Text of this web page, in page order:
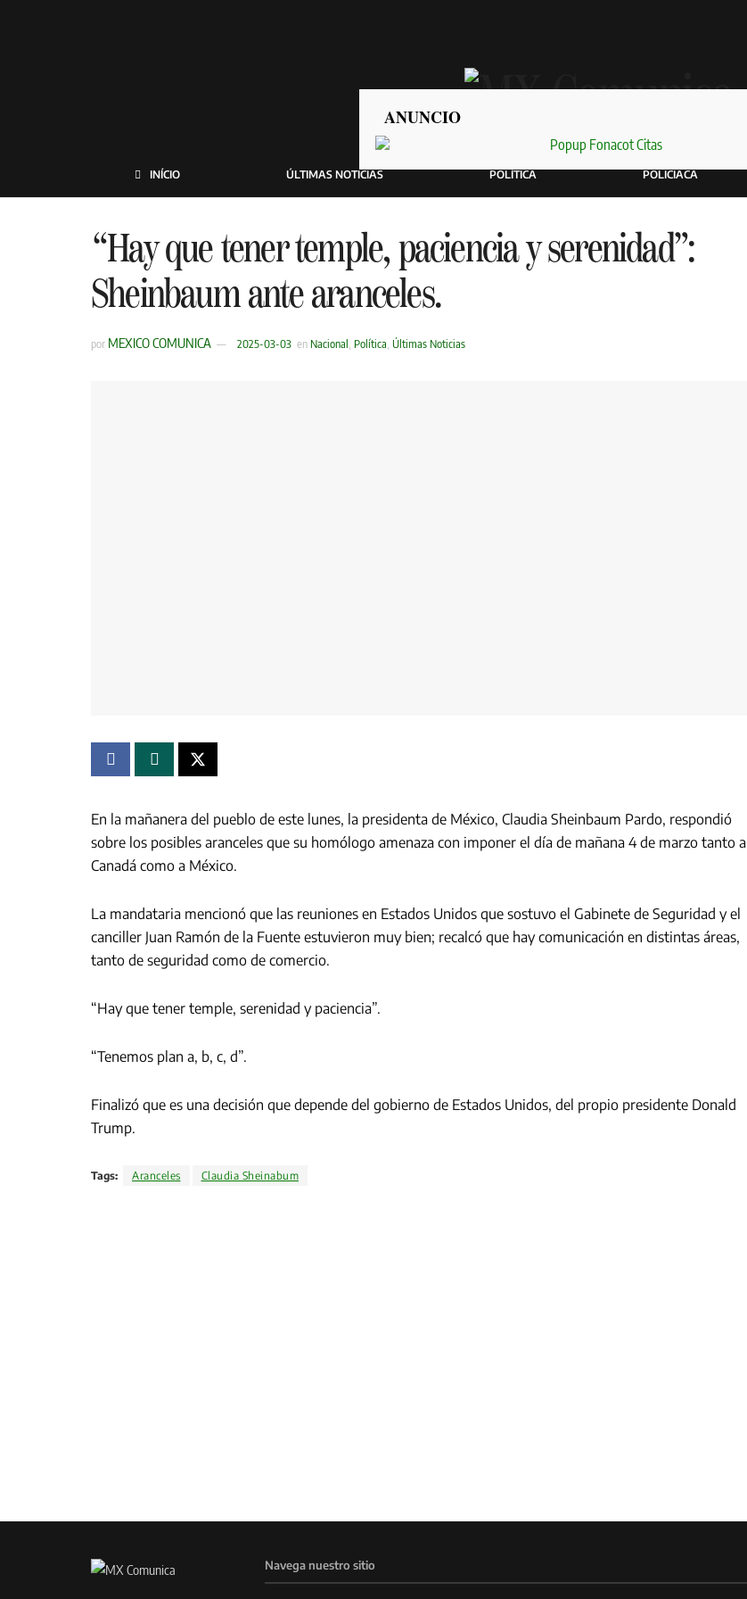
INÍCIO ÚLTIMAS NOTICIAS POLÍTICA POLICIACA
“Hay que tener temple, paciencia y serenidad”:
Sheinbaum ante aranceles.
por MEXICO COMUNICA 2025-03-03 en Nacional Política Últimas Noticias
En la mañanera del pueblo de este lunes, la presidenta de México, Claudia Sheinbaum Pardo, respondió
sobre los posibles aranceles que su homólogo amenaza con imponer el día de mañana 4 de marzo tanto a
Canadá como a México.
La mandataria mencionó que las reuniones en Estados Unidos que sostuvo el Gabinete de Seguridad y el
canciller Juan Ramón de la Fuente estuvieron muy bien; recalcó que hay comunicación en distintas áreas,
tanto de seguridad como de comercio.
“Hay que tener temple, serenidad y paciencia”.
“Tenemos plan a, b, c, d”.
Finalizó que es una decisión que depende del gobierno de Estados Unidos, del propio presidente Donald
Trump.
Tags: Aranceles Claudia Sheinabum
Navega nuestro sitio
ANUNCIO